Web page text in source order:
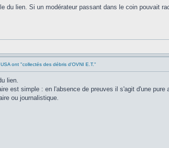
du lien. Si un modérateur passant dans le coin pouvait
ont "collectés des débris d'OVNI E.T."
lien.
est simple : en l'absence de preuves il s'agit d'une
ou journalistique.